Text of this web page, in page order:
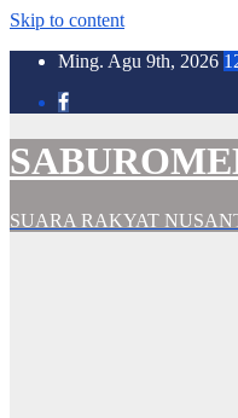
Skip to content
Ming. Agu 9th, 2026
SUARA RAKYAT